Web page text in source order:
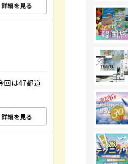
詳細を見る
回は47都道
詳細を見る